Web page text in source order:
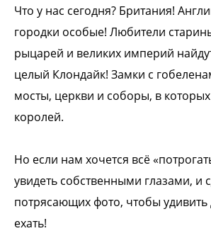
Что у нас сегодня? Британия!
городки особые! Любители
рыцарей и великих империй
целый Клондайк! Замки с
мосты, церкви и соборы, в
королей.
Но если нам хочется всё
увидеть собственными глазами, и
потрясающих фото, чтобы удивить
ехать!